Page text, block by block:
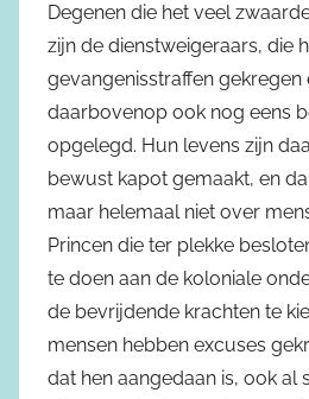
Degenen die het veel
zijn de dienstweigeraars, die
gevangenisstraffen gekregen
daarbovenop ook nog eens
opgelegd. Hun levens zijn
bewust kapot gemaakt, en
maar helemaal niet over
Princen die ter plekke
te doen aan de koloniale
de bevrijdende krachten te
mensen hebben excuses
dat hen aangedaan is, ook al